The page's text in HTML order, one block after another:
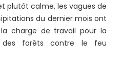
calme, les vagues de
du dernier mois ont
charge de travail pour la
des forêts contre le feu